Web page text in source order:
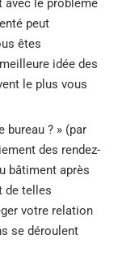
avec le problème
peut
êtes
idée des
le plus vous
bureau ? » (par
des rendez-
bâtiment après
de telles
votre relation
se déroulent